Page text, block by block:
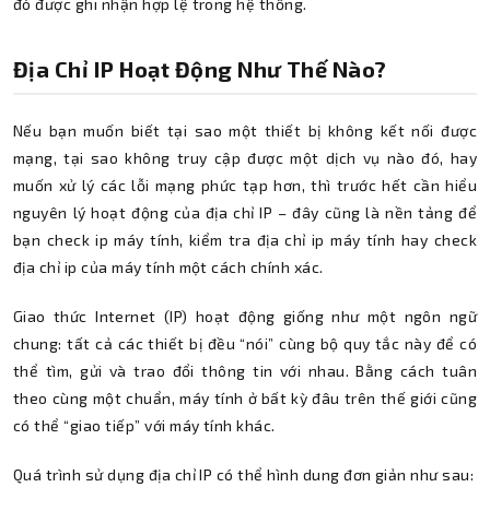
đó được ghi nhận hợp lệ trong hệ thống.
Địa Chỉ IP Hoạt Động Như Thế Nào?
Nếu bạn muốn biết tại sao một thiết bị không kết nối được
mạng, tại sao không truy cập được một dịch vụ nào đó, hay
muốn xử lý các lỗi mạng phức tạp hơn, thì trước hết cần hiểu
nguyên lý hoạt động của địa chỉ IP – đây cũng là nền tảng để
bạn check ip máy tính, kiểm tra địa chỉ ip máy tính hay check
địa chỉ ip của máy tính một cách chính xác.
Giao thức Internet (IP) hoạt động giống như một ngôn ngữ
chung: tất cả các thiết bị đều “nói” cùng bộ quy tắc này để có
thể tìm, gửi và trao đổi thông tin với nhau. Bằng cách tuân
theo cùng một chuẩn, máy tính ở bất kỳ đâu trên thế giới cũng
có thể “giao tiếp” với máy tính khác.
Quá trình sử dụng địa chỉ IP có thể hình dung đơn giản như sau: